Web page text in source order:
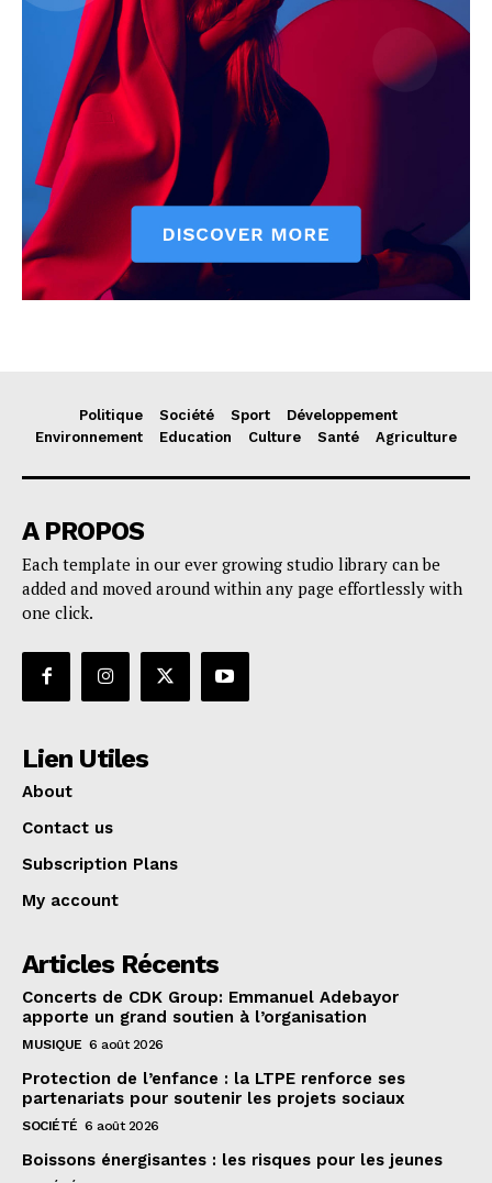
Politique Société Sport
Développement
Environnement
Education Culture Santé Agriculture
A PROPOS
Each template in our ever growing studio library can be
added and moved around within any page effortlessly with
one click.
Lien Utiles
About
Contact us
Subscription Plans
My account
Articles Récents
Concerts de CDK Group: Emmanuel Adebayor
apporte un grand soutien à l’organisation
MUSIQUE 6 août 2026
Protection de l’enfance : la LTPE renforce ses
partenariats pour soutenir les projets sociaux
SOCIÉTÉ 6 août 2026
Boissons énergisantes : les risques pour les jeunes